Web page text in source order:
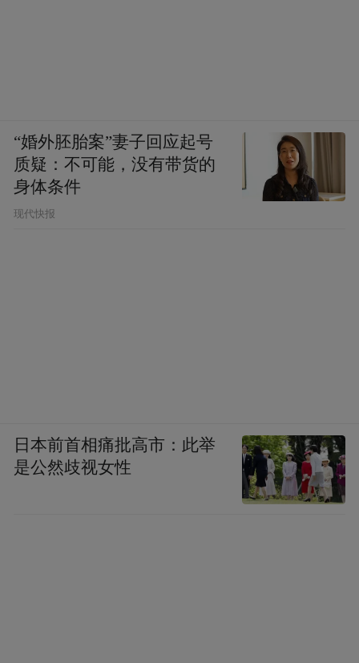
“婚外胚胎案”妻子回应起号
质疑：不可能，没有带货的
身体条件
现代快报
日本前首相痛批高市：此举
是公然歧视女性